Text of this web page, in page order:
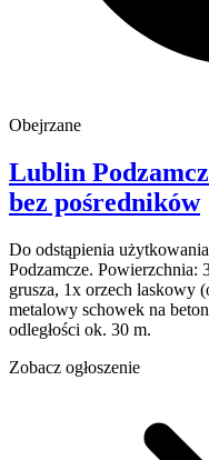
Obejrzane
Lublin
bez pośredników
Do odstąpienia
Podzamcze. Powierzchnia:
grusza, 1x orzech laskowy
metalowy schowek na
odległości ok. 30 m.
Zobacz ogłoszenie